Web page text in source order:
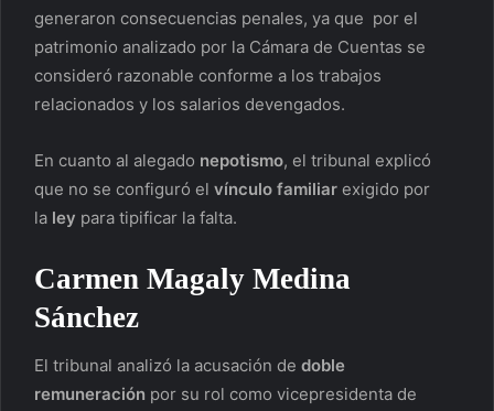
generaron consecuencias penales, ya que por el
patrimonio analizado por la Cámara de Cuentas se
consideró razonable conforme a los trabajos
relacionados y los salarios devengados.
En cuanto al alegado nepotismo, el tribunal explicó
que no se configuró el vínculo familiar exigido por
la ley para tipificar la falta.
Carmen Magaly Medina
Sánchez
El tribunal analizó la acusación de doble
remuneración por su rol como vicepresidenta de